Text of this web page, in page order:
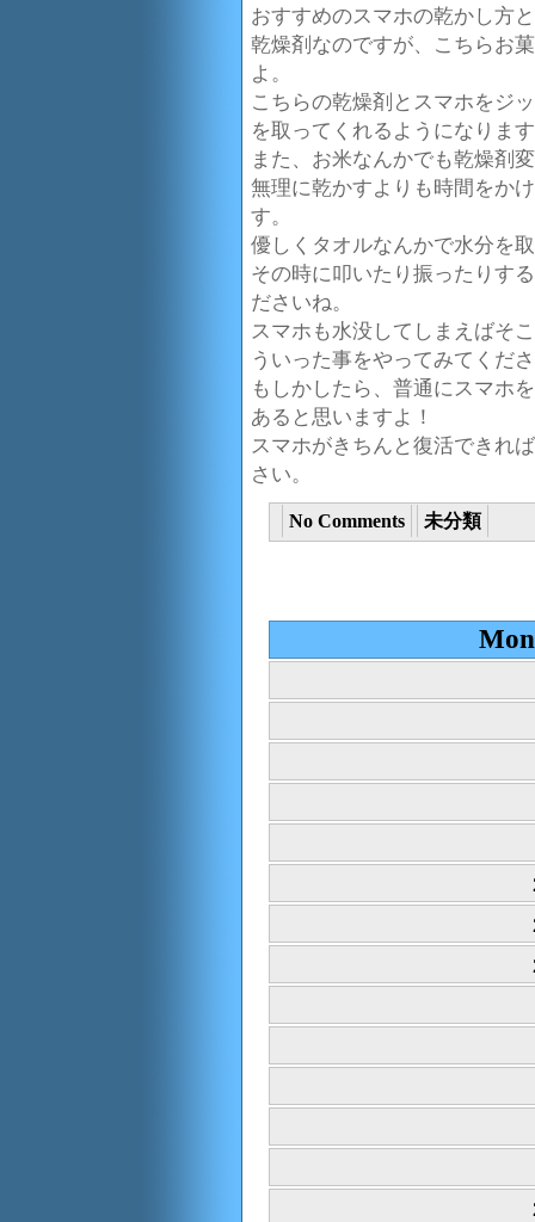
おすすめのスマホの乾かし方
乾燥剤なのですが、こちらお
よ。
こちらの乾燥剤とスマホをジ
を取ってくれるようになりま
また、お米なんかでも乾燥剤
無理に乾かすよりも時間をか
す。
優しくタオルなんかで水分を
その時に叩いたり振ったりす
ださいね。
スマホも水没してしまえばそ
ういった事をやってみてくだ
もしかしたら、普通にスマホ
あると思いますよ！
スマホがきちんと復活できれ
さい。
No Comments 未分類